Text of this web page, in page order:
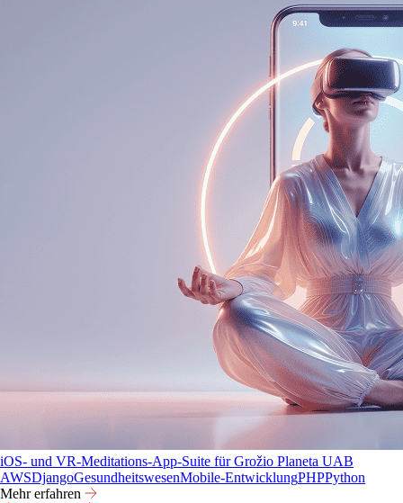
iOS- und VR-Meditations-App-Suite für Grožio Planeta UAB
AWSDjangoGesundheitswesenMobile-EntwicklungPHPPython
Mehr erfahren